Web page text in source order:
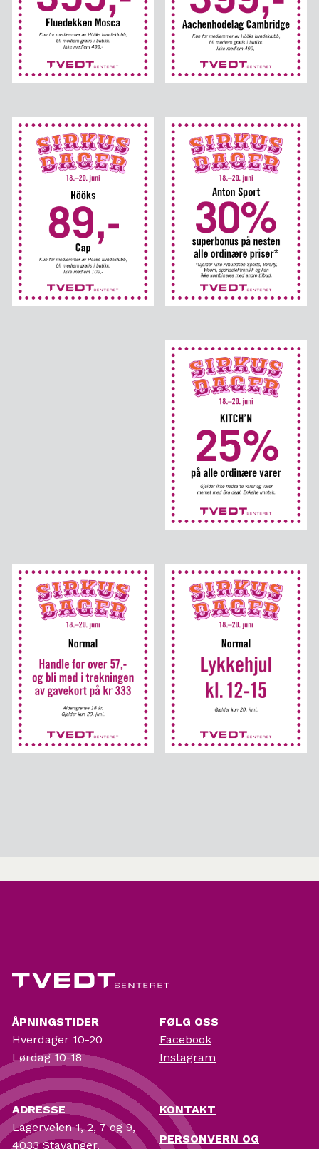
ÅPNINGSTIDER
Hverdager 10-20
Lørdag 10-18
ADRESSE
Lagerveien 1, 2, 7 og 9,
4033 Stavanger.
FØLG OSS
Facebook
Instagram
KONTAKT
PERSONVERN OG